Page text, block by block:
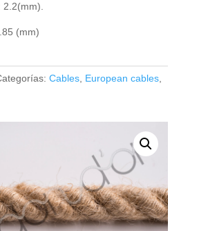
(mm)
Cables, European cables,